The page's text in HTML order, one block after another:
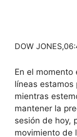
DOW
En el momento
líneas estamos
mientras
mantener la
sesión de hoy,
movimiento de